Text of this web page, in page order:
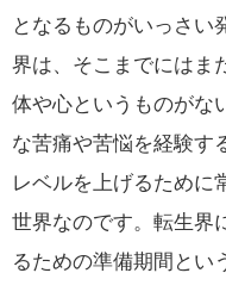
となるものがいっさい
界は、そこまでにはま
体や心というものがな
な苦痛や苦悩を経験す
レベルを上げるために
世界なのです。転生界
るための準備期間とい